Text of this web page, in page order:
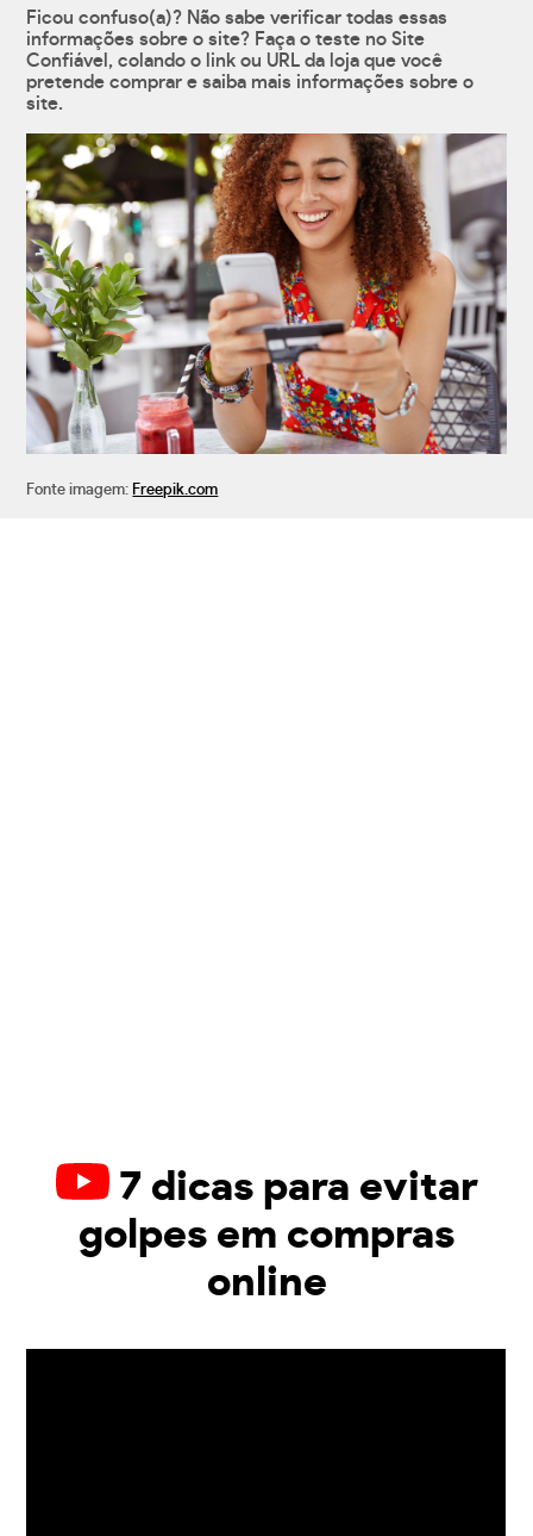
Ficou confuso(a)? Não sabe verificar todas essas
informações sobre o site? Faça o teste no Site
Confiável, colando o link ou URL da loja que você
pretende comprar e saiba mais informações sobre o
site.
Fonte imagem: Freepik.com
7 dicas para evitar
golpes em compras
online